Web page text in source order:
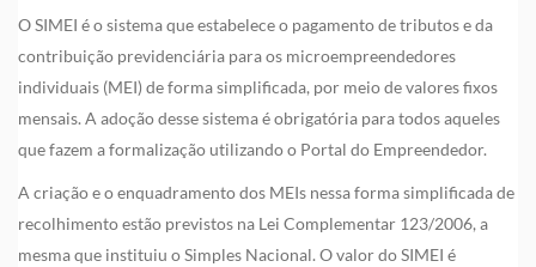
O SIMEI é o sistema que estabelece o pagamento de tributos e da
contribuição previdenciária para os microempreendedores
individuais (MEI) de forma simplificada, por meio de valores fixos
mensais. A adoção desse sistema é obrigatória para todos aqueles
que fazem a formalização utilizando o Portal do Empreendedor.
A criação e o enquadramento dos MEIs nessa forma simplificada de
recolhimento estão previstos na Lei Complementar 123/2006, a
mesma que instituiu o Simples Nacional. O valor do SIMEI é